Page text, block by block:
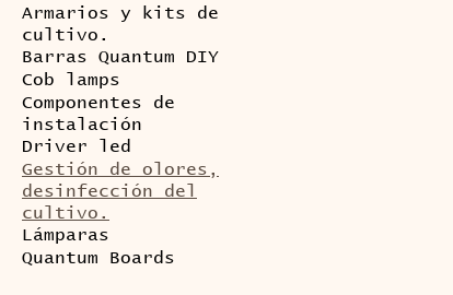
Armarios y kits de
cultivo.
Barras Quantum DIY
Cob lamps
Componentes de
instalación
Driver led
Gestión de olores,
desinfección del
cultivo.
Lámparas
Quantum Boards